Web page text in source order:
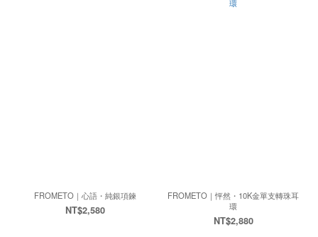
FROMETO｜心語・純銀項鍊
NT$2,580
FROMETO｜怦然・10K金單支轉珠耳
環
NT$2,880